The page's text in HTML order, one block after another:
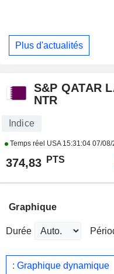
Plus d'actualités
S&P QATAR
NTR
Indice
Temps réel USA 15:31:04 07/08/
374,83 PTS
Graphique
Durée
: Graphique dynamique